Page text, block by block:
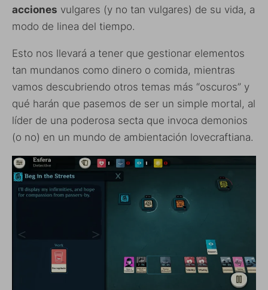
acciones vulgares (y no tan vulgares) de su vida, a
modo de linea del tiempo.
Esto nos llevará a tener que gestionar elementos
tan mundanos como dinero o comida, mientras
vamos descubriendo otros temas más “oscuros” y
qué harán que pasemos de ser un simple mortal, al
líder de una poderosa secta que invoca demonios
(o no) en un mundo de ambientación lovecraftiana.